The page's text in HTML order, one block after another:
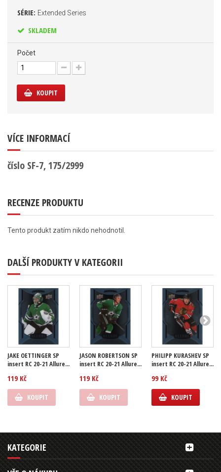
SÉRIE: Extended Series
SKLADEM
Počet
KOUPIT
VÍCE INFORMACÍ
číslo SF-7, 175/2999
RECENZE PRODUKTU
Tento produkt zatím nikdo nehodnotil.
DALŠÍ PRODUKTY V KATEGORII
JAKE OETTINGER SP
insert RC 20-21 Allure...
119 Kč
KOUPIT
JASON ROBERTSON SP
insert RC 20-21 Allure...
119 Kč
KOUPIT
PHILIPP KURASHEV SP
insert RC 20-21 Allure...
99 Kč
KOUPIT
KATEGORIE